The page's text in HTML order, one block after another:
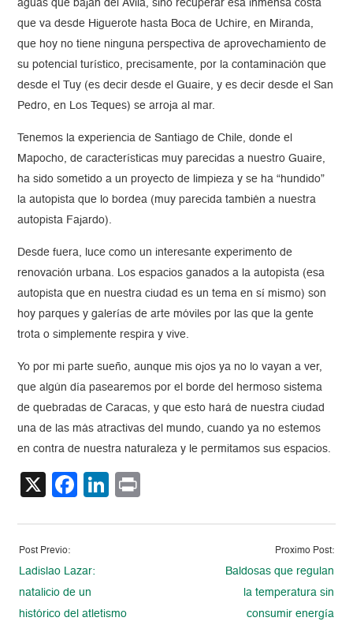
aguas que bajan del Ávila, sino recuperar esa inmensa costa
que va desde Higuerote hasta Boca de Uchire, en Miranda,
que hoy no tiene ninguna perspectiva de aprovechamiento de
su potencial turístico, precisamente, por la contaminación que
desde el Tuy (es decir desde el Guaire, y es decir desde el San
Pedro, en Los Teques) se arroja al mar.
Tenemos la experiencia de Santiago de Chile, donde el
Mapocho, de características muy parecidas a nuestro Guaire,
ha sido sometido a un proyecto de limpieza y se ha “hundido”
la autopista que lo bordea (muy parecida también a nuestra
autopista Fajardo).
Desde fuera, luce como un interesante experimento de
renovación urbana. Los espacios ganados a la autopista (esa
autopista que en nuestra ciudad es un tema en sí mismo) son
hoy parques y galerías de arte móviles por las que la gente
trota o simplemente respira y vive.
Yo por mi parte sueño, aunque mis ojos ya no lo vayan a ver,
que algún día pasearemos por el borde del hermoso sistema
de quebradas de Caracas, y que esto hará de nuestra ciudad
una de las más atractivas del mundo, cuando ya no estemos
en contra de nuestra naturaleza y le permitamos sus espacios.
X Facebook
LinkedIn
Post Previo:
Ladislao Lazar:
natalicio de un
histórico del atletismo
Proximo Post:
Baldosas que regulan
la temperatura sin
consumir energía